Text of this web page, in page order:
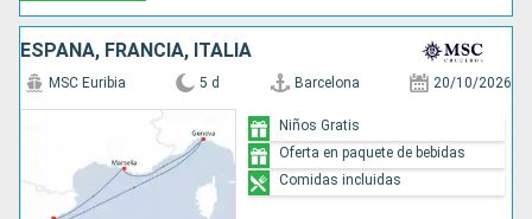
ESPAÑA, FRANCIA, ITALIA
MSC Euribia 5 d Barcelona 20/10/2026
Niños Gratis
Oferta en paquete de bebidas
Comidas incluidas